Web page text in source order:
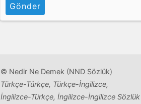
Gönder
© Nedir Ne Demek (NND Sözlük)
Türkçe-Türkçe, Türkçe-İngilizce,
İngilizce-Türkçe, İngilizce-İngilizce Sözlük